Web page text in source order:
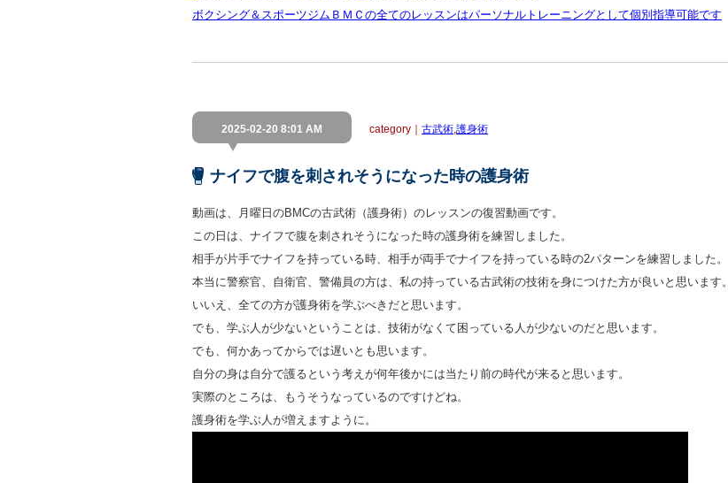
ボクシング＆スポーツジムＢＭＣの全てのレッスンはパーソナルトレーニングとして個別指導可能です
2025-02-20 8:01 AM category｜ 古武術,護身術
ナイフで腹を刺されそうになった時の護身術
動画は、月曜日のBMCの古武術（護身術）のレッスンの復習動画です。
この日は、ナイフで腹を刺されそうになった時の護身術を練習しました。
相手が片手でナイフを持っている時、相手が両手でナイフを持っている時の2パターンを練習しました。
本当に警察官、自衛官、警備員の方は、私の持っている古武術の技術を身につけた方が良いと思います。
いいえ、全ての方が護身術を学ぶべきだと思います。
でも、学ぶ人が少ないということは、技術がなくて困っている人が少ないのだと思います。
でも、何かあってからでは遅いとも思います。
自分の身は自分で護るという考えが何年後かには当たり前の時代が来ると思います。
実際のところは、もうそうなっているのですけどね。
護身術を学ぶ人が増えますように。